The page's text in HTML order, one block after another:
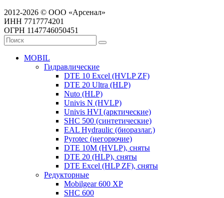
2012-2026 © ООО «Арсенал»
ИНН 7717774201
ОГРН 1147746050451
MOBIL
Гидравлические
DTE 10 Excel (HVLP ZF)
DTE 20 Ultra (HLP)
Nuto (HLP)
Univis N (HVLP)
Univis HVI (арктические)
SHC 500 (синтетические)
EAL Hydraulic (биоразлаг.)
Pyrotec (негорючие)
DTE 10M (HVLP), сняты
DTE 20 (HLP), сняты
DTE Excel (HLP ZF), сняты
Редукторные
Mobilgear 600 XP
SHC 600